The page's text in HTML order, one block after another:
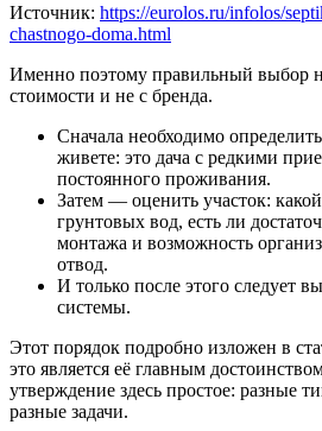
Источник: https://eurolos.ru/infolos/
chastnogo-doma.html
Именно поэтому правильный выбор
стоимости и не с бренда.
Сначала необходимо
живете: это дача с редкими
постоянного проживания.
Затем — оценить участок:
грунтовых вод, есть ли
монтажа и возможность
отвод.
И только после этого следует
системы.
Этот порядок подробно изложен в
это является её главным
утверждение здесь простое: разные
разные задачи.